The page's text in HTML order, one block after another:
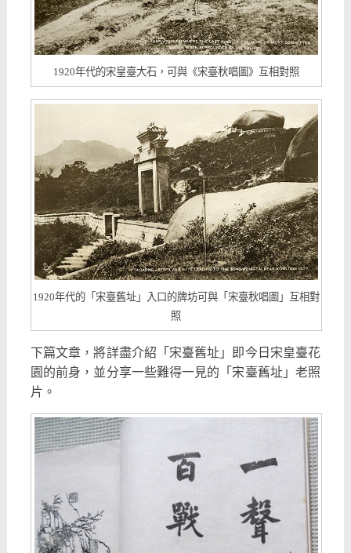
1920年代的宋皇臺大石，可與《宋臺秋唱圖》互相對照
1920年代的「宋臺舊址」入口的牌坊可與「宋臺秋唱圖」互相對
照
下篇文章，將詳盡介紹「宋臺舊址」即今日宋皇臺花
園的前身，並分享一些難得一見的「宋臺舊址」老照
片。